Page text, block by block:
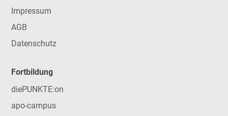
Impressum
AGB
Datenschutz
Fortbildung
diePUNKTE:on
apo-campus